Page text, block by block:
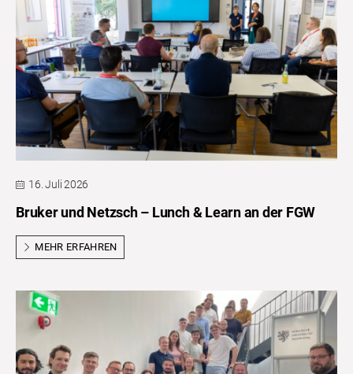
16. Juli 2026
Bruker und Netzsch – Lunch & Learn an der FGW
MEHR ERFAHREN